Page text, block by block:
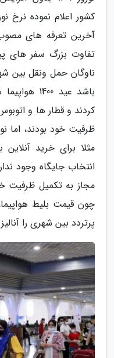
کشور اعلام نموده نرخ
تفاوت بزرگ سفر های
ناوگان حمل ونقل بین
کردند و قطار ها و
ظرفیت خود بودند، اما
مثلا برای خرید
انتخاب جایگاه وجود
مجاز به تکمیل ظرفیت
چون قیمت بلیط
پرتردد بین شهری را